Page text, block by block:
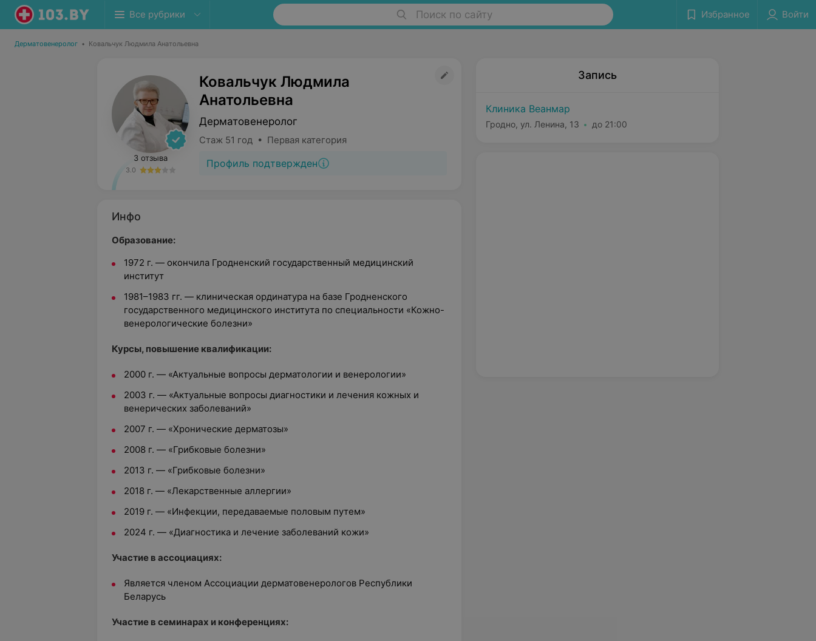
Все рубрики Поиск по сайту Избранное Войти
Дерматовенеролог • Ковальчук Людмила Анатольевна
3 отзыва
3.0
Ковальчук Людмила
Анатольевна
Дерматовенеролог
Стаж 51 год • Первая категория
Профиль подтвержден
Инфо
Образование:
1972 г. — окончила Гродненский государственный медицинский
институт
1981–1983 гг. — клиническая ординатура на базе Гродненского
государственного медицинского института по специальности «Кожно-
венерологические болезни»
Курсы, повышение квалификации:
2000 г. — «Актуальные вопросы дерматологии и венерологии»
2003 г. — «Актуальные вопросы диагностики и лечения кожных и
венерических заболеваний»
2007 г. — «Хронические дерматозы»
2008 г. — «Грибковые болезни»
2013 г. — «Грибковые болезни»
2018 г. — «Лекарственные аллергии»
2019 г. — «Инфекции, передаваемые половым путем»
2024 г. — «Диагностика и лечение заболеваний кожи»
Участие в ассоциациях:
Является членом Ассоциации дерматовенерологов Республики
Беларусь
Участие в семинарах и конференциях:
Запись
Клиника Веанмар
Гродно, ул. Ленина, 13 до 21:00